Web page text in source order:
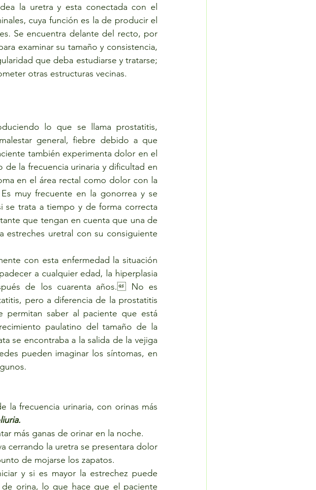
la uretra y esta conectada con el
cuya función es la de producir el
Se encuentra delante del recto, por
examinar su tamaño y consistencia,
que deba estudiarse y tratarse;
otras estructuras vecinas.
lo que se llama prostatitis,
general, fiebre debido a que
también experimenta dolor en el
la frecuencia urinaria y dificultad en
en el área rectal como dolor con la
muy frecuente en la gonorrea y se
se trata a tiempo y de forma correcta
que tengan en cuenta que una de
estreches uretral con su consiguiente
con esta enfermedad la situación
a cualquier edad, la hiperplasia
de los cuarenta años. No es
pero a diferencia de la prostatitis
permitan saber al paciente que está
paulatino del tamaño de la
se encontraba a la salida de la vejiga
pueden imaginar los síntomas, en
la frecuencia urinaria, con orinas más
más ganas de orinar en la noche.
cerrando la uretra se presentara dolor
de mojarse los zapatos.
y si es mayor la estrechez puede
orina, lo que hace que el paciente